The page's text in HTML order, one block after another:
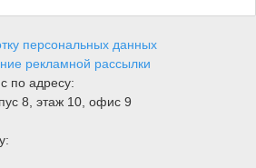
персональных данных
рекламной рассылки
по адресу:
8, этаж 10, офис 9